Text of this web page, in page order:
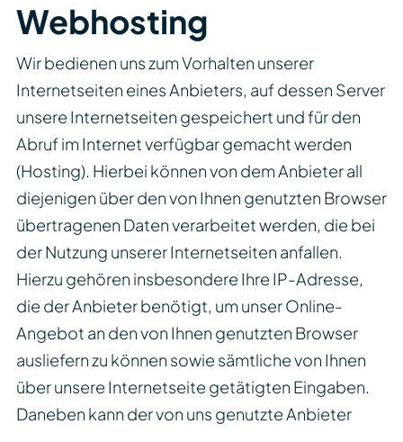
Webhosting
Wir bedienen uns zum Vorhalten unserer
Internetseiten eines Anbieters, auf dessen Server
unsere Internetseiten gespeichert und für den
Abruf im Internet verfügbar gemacht werden
(Hosting). Hierbei können von dem Anbieter all
diejenigen über den von Ihnen genutzten Browser
übertragenen Daten verarbeitet werden, die bei
der Nutzung unserer Internetseiten anfallen.
Hierzu gehören insbesondere Ihre IP-Adresse,
die der Anbieter benötigt, um unser Online-
Angebot an den von Ihnen genutzten Browser
ausliefern zu können sowie sämtliche von Ihnen
über unsere Internetseite getätigten Eingaben.
Daneben kann der von uns genutzte Anbieter